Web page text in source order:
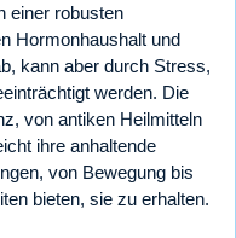
einer robusten
Hormonhaushalt und
kann aber durch Stress,
werden. Die
von antiken Heilmitteln
ihre anhaltende
von Bewegung bis
bieten, sie zu erhalten.